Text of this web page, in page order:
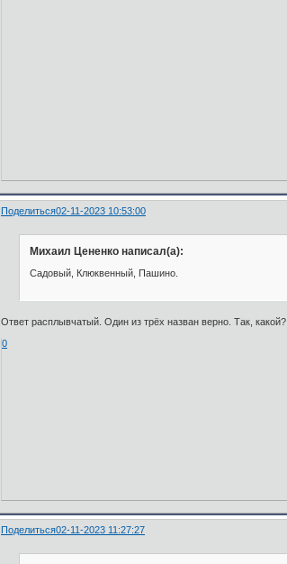
Поделиться02-11-2023 10:53:00
Михаил Цененко написал(а):
Садовый, Клюквенный, Пашино.
Ответ расплывчатый. Один из трёх назван верно. Так, какой?
0
Поделиться02-11-2023 11:27:27